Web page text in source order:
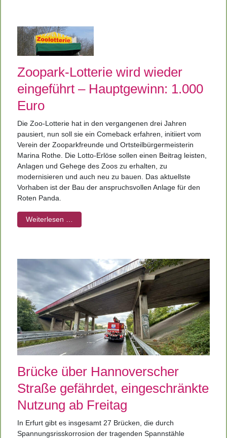
Zoopark-Lotterie wird wieder
eingeführt – Hauptgewinn: 1.000
Euro
Die Zoo-Lotterie hat in den vergangenen drei Jahren
pausiert, nun soll sie ein Comeback erfahren, initiiert vom
Verein der Zooparkfreunde und Ortsteilbürgermeisterin
Marina Rothe. Die Lotto-Erlöse sollen einen Beitrag leisten,
Anlagen und Gehege des Zoos zu erhalten, zu
modernisieren und auch neu zu bauen. Das aktuellste
Vorhaben ist der Bau der anspruchsvollen Anlage für den
Roten Panda.
Weiterlesen …
Brücke über Hannoverscher
Straße gefährdet, eingeschränkte
Nutzung ab Freitag
In Erfurt gibt es insgesamt 27 Brücken, die durch
Spannungsrisskorrosion der tragenden Spannstähle